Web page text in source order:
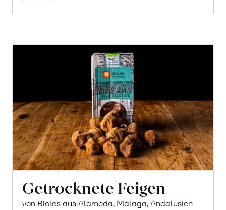
Getrocknete Feigen
von Bioles aus Alameda, Málaga, Andalusien